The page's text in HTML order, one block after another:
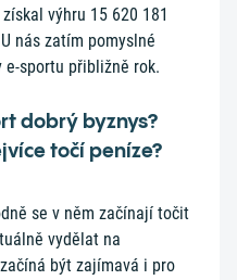
výhru 15 620 181
nás zatím pomyslné
e-sportu přibližně rok.
dobrý byznys?
točí peníze?
se v něm začínají točit
vydělat na
být zajímavá i pro